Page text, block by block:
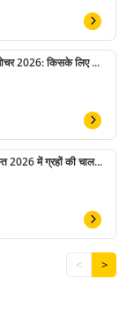
2026: किसके लिए ...
2026 में ग्रहों की चाल...
< >